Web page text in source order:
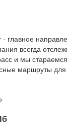
- главное
всегда
и мы
маршруты